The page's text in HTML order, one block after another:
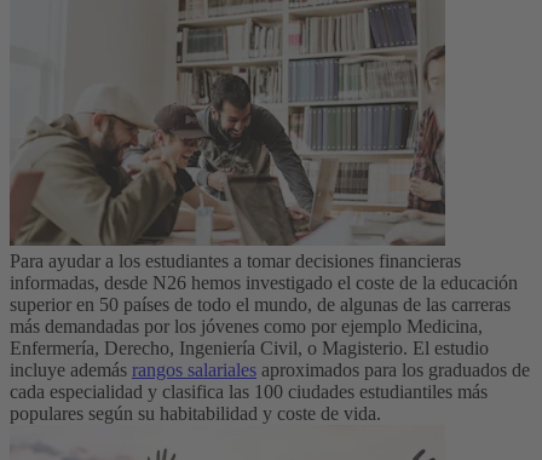
Para ayudar a los estudiantes a tomar decisiones financieras
informadas, desde N26 hemos investigado el coste de la educación
superior en 50 países de todo el mundo, de algunas de las carreras
más demandadas por los jóvenes como por ejemplo Medicina,
Enfermería, Derecho, Ingeniería Civil, o Magisterio. El estudio
incluye además rangos salariales aproximados para los graduados de
cada especialidad y clasifica las 100 ciudades estudiantiles más
populares según su habitabilidad y coste de vida.